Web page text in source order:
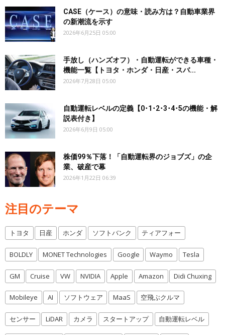
CASE（ケース）の意味・読み方は？自動車業界
の新潮流を示す
2026年6月25日 05:00
手放し（ハンズオフ）・自動運転ができる車種・
機能一覧【トヨタ・ホンダ・日産・スバ...
2026年7月28日 05:00
自動運転レベルの定義【0･1･2･3･4･5の機能・解
説表付き】
2026年6月9日 05:00
株価99％下落！「自動運転界のジョブズ」の企
業、破産で幕
2026年1月22日 06:39
注目のテーマ
トヨタ 日産 ホンダ ソフトバンク ティアフォー
BOLDLY MONET Technologies Google Waymo Tesla
GM Cruise VW NVIDIA Apple Amazon Didi Chuxing
Mobileye AI ソフトウェア MaaS 空飛ぶクルマ
センサー LiDAR カメラ スタートアップ 自動運転レベル